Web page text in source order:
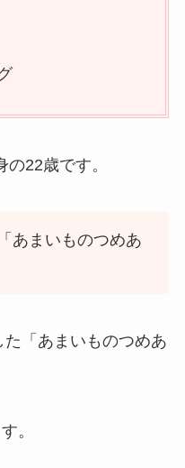
22歳です。
あまいものつめあ
「あまいものつめあ
。